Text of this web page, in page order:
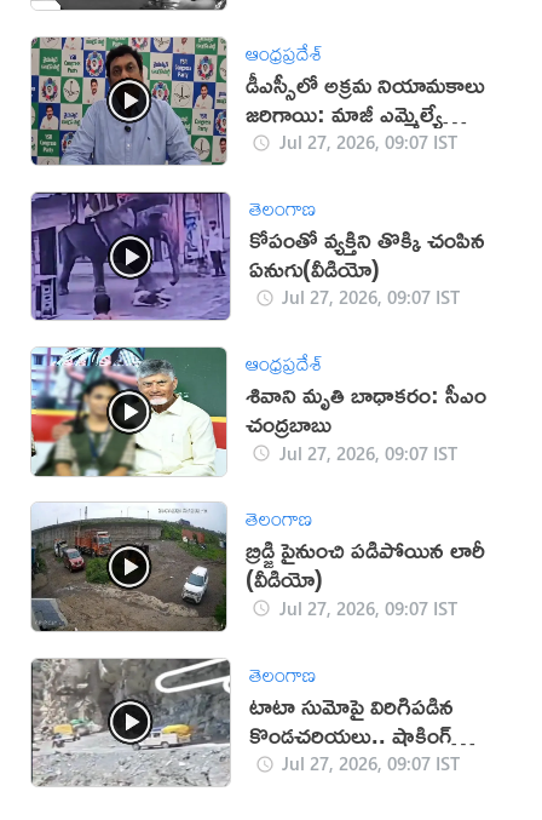
ఆంధ్రప్రదేశ్
డీఎస్సీలో అక్రమ నియామకాలు
జరిగాయి: మాజీ ఎమ్మెల్యే
(వీడియో)
Jul 27, 2026, 09:07 IST
తెలంగాణ
కోపంతో వ్యక్తిని తొక్కి చంపిన
ఏనుగు(వీడియో)
Jul 27, 2026, 09:07 IST
ఆంధ్రప్రదేశ్
శివాని మృతి బాధాకరం: సీఎం
చంద్రబాబు
Jul 27, 2026, 09:07 IST
తెలంగాణ
బ్రిడ్జి పైనుంచి పడిపోయిన లారీ
(వీడియో)
Jul 27, 2026, 09:07 IST
తెలంగాణ
టాటా సుమోపై విరిగిపడిన
కొండచరియలు.. షాకింగ్
వీడియోJul 27, 2026, 09:07 IST